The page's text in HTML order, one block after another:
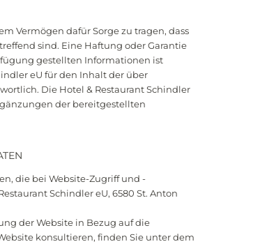
Vermögen dafür Sorge zu tragen, dass
sind. Eine Haftung oder Garantie
gestellten Informationen ist
eU für den Inhalt der über
Die Hotel & Restaurant Schindler
der bereitgestellten
die bei Website-Zugriff und -
Schindler eU, 6580 St. Anton
der Website in Bezug auf die
konsultieren, finden Sie unter dem